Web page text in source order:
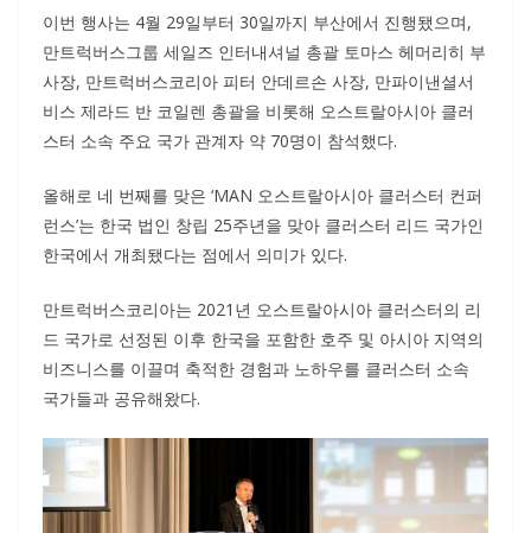
이번 행사는 4월 29일부터 30일까지 부산에서 진행됐으며,
만트럭버스그룹 세일즈 인터내셔널 총괄 토마스 헤머리히 부
사장, 만트럭버스코리아 피터 안데르손 사장, 만파이낸셜서
비스 제라드 반 코일렌 총괄을 비롯해 오스트랄아시아 클러
스터 소속 주요 국가 관계자 약 70명이 참석했다.
올해로 네 번째를 맞은 ‘MAN 오스트랄아시아 클러스터 컨퍼
런스’는 한국 법인 창립 25주년을 맞아 클러스터 리드 국가인
한국에서 개최됐다는 점에서 의미가 있다.
만트럭버스코리아는 2021년 오스트랄아시아 클러스터의 리
드 국가로 선정된 이후 한국을 포함한 호주 및 아시아 지역의
비즈니스를 이끌며 축적한 경험과 노하우를 클러스터 소속
국가들과 공유해왔다.